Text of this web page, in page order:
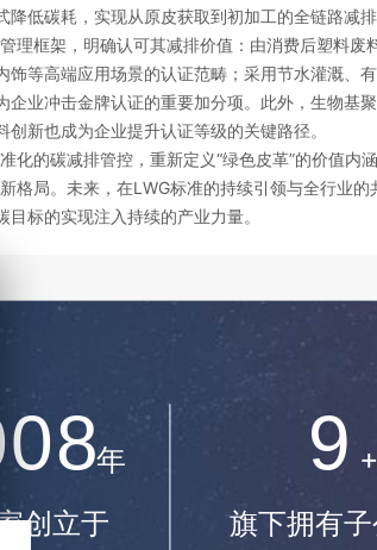
低碳耗，实现从原皮获取到初加工的全链路减排
理框架，明确认可其减排价值：由消费后塑料废
饰等高端应用场景的认证范畴；采用节水灌溉、
企业冲击金牌认证的重要加分项。此外，生物基
新也成为企业提升认证等级的关键路径。
化的碳减排管控，重新定义“绿色皮革”的价值内
格局。未来，在LWG标准的持续引领与全行业
标的实现注入持续的产业力量。
0
1
3
4
5
6
8
9
年
创立于
4
5
6
7
9
.
+
旗下拥有子